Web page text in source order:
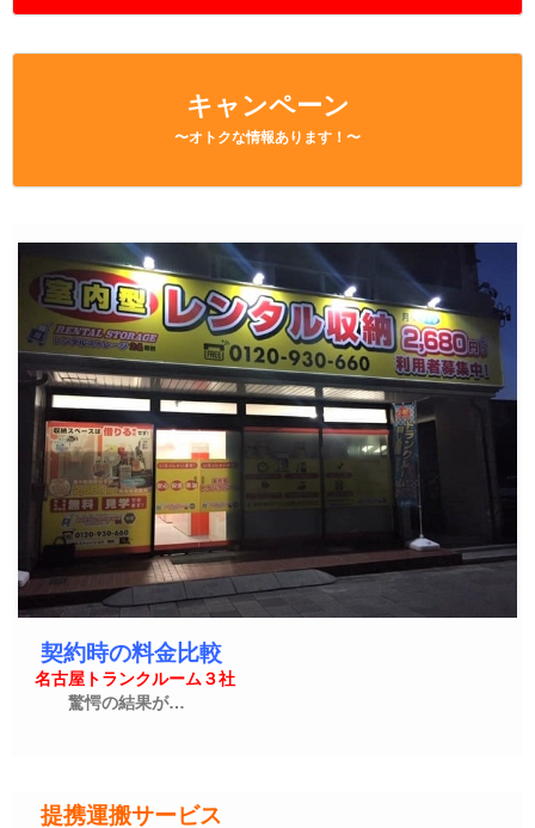
キャンペーン
〜オトクな情報あります！〜
契約時の料金比較
名古屋トランクルーム３社
驚愕の結果が…
提携運搬サービス